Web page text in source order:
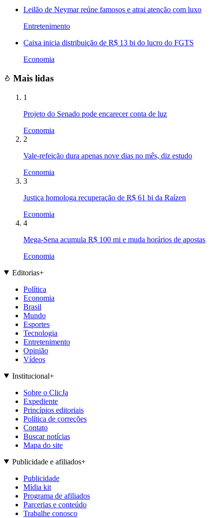
Leilão de Neymar reúne famosos e atrai atenção com luxo
Entretenimento
Caixa inicia distribuição de R$ 13 bi do lucro do FGTS
Economia
Mais lidas
1
Projeto do Senado pode encarecer conta de luz
Economia
2
Vale-refeição dura apenas nove dias no mês, diz estudo
Economia
3
Justiça homologa recuperação de R$ 61 bi da Raízen
Economia
4
Mega-Sena acumula R$ 100 mi e muda horários de apostas
Economia
Editorias+
Política
Economia
Brasil
Mundo
Esportes
Tecnologia
Entretenimento
Opinião
Vídeos
Institucional+
Sobre o ClicJa
Expediente
Princípios editoriais
Política de correções
Contato
Buscar notícias
Mapa do site
Publicidade e afiliados+
Publicidade
Mídia kit
Programa de afiliados
Parcerias e conteúdo
Trabalhe conosco